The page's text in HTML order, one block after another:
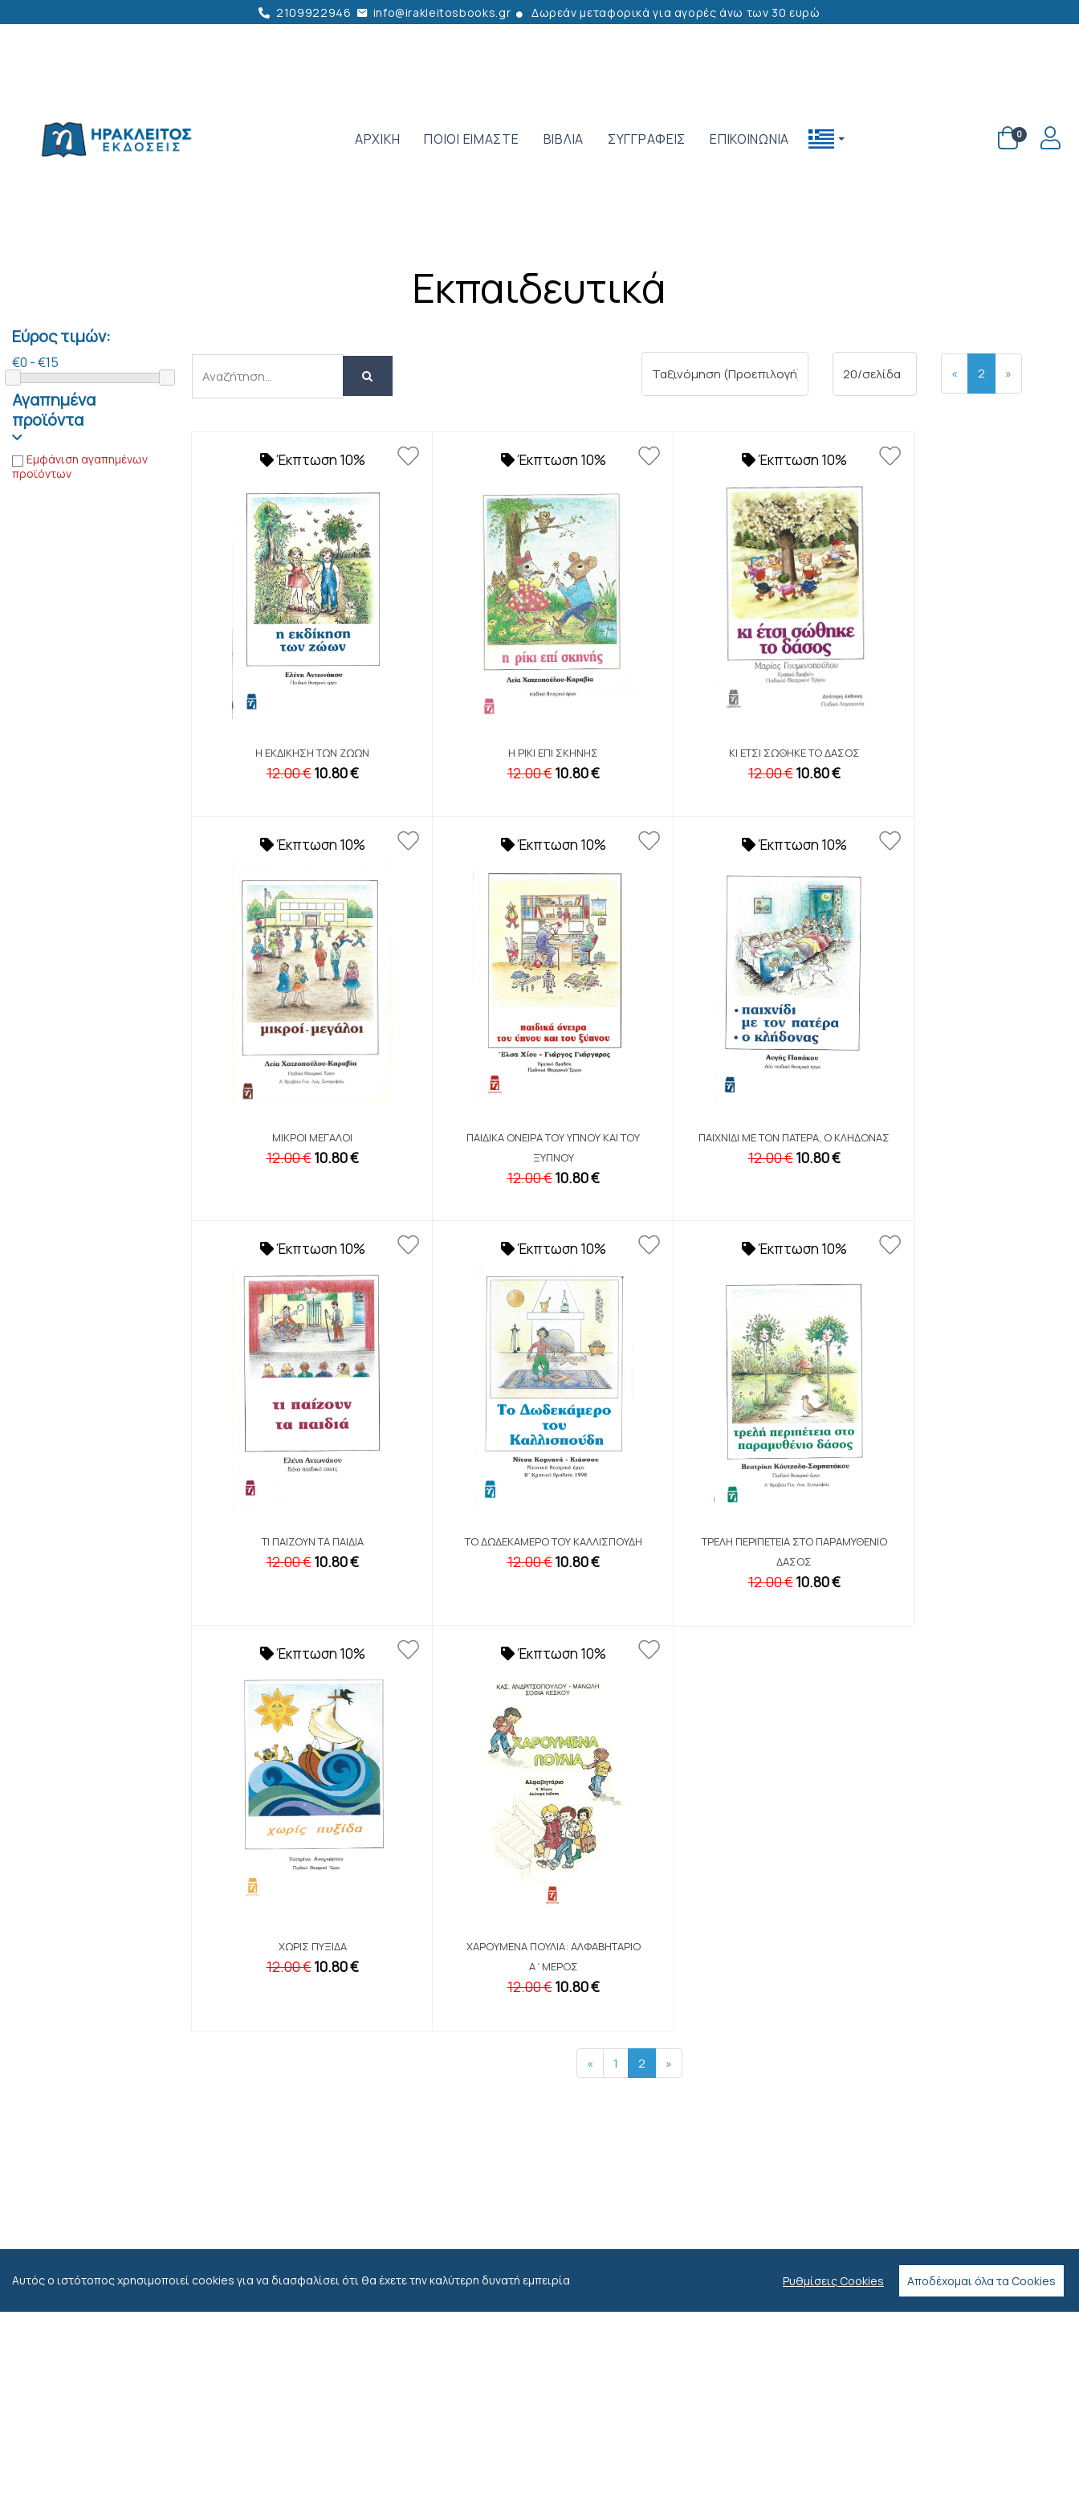
2109922946 info@irakleitosbooks.gr Δωρεάν μεταφορικά για αγορές άνω των 30 ευρώ
ΑΡΧΙΚΗ ΠΟΙΟΙ ΕΙΜΑΣΤΕ ΒΙΒΛΙΑ ΣΥΓΓΡΑΦΕΙΣ ΕΠΙΚΟΙΝΩΝΙΑ
Greek
0
Εκπαιδευτικά
Εύρος τιμών:
€0 - €15
Αγαπημένα
προϊόντα
Εμφάνιση αγαπημένων
προϊόντων
Αναζήτηση « 2 »
Έκπτωση 10%
Η ΕΚΔΊΚΗΣΗ ΤΩΝ ΖΏΩΝ
12.00 €10.80 €
Έκπτωση 10%
Η ΡΊΚΙ ΕΠΊ ΣΚΗΝΉΣ
12.00 €10.80 €
Έκπτωση 10%
ΚΙ ΈΤΣΙ ΣΏΘΗΚΕ ΤΟ ΔΆΣΟΣ
12.00 €10.80 €
Έκπτωση 10%
ΜΙΚΡΟΊ ΜΕΓΆΛΟΙ
12.00 €10.80 €
Έκπτωση 10%
ΠΑΙΔΙΚΆ ΌΝΕΙΡΑ ΤΟΥ ΎΠΝΟΥ ΚΑΙ ΤΟΥ
ΞΎΠΝΟΥ
12.00 €10.80 €
Έκπτωση 10%
ΠΑΙΧΝΊΔΙ ΜΕ ΤΟΝ ΠΑΤΈΡΑ, Ο ΚΛΉΔΟΝΑΣ
12.00 €10.80 €
Έκπτωση 10%
ΤΙ ΠΑΊΖΟΥΝ ΤΑ ΠΑΙΔΙΆ
12.00 €10.80 €
Έκπτωση 10%
ΤΟ ΔΩΔΕΚΆΜΕΡΟ ΤΟΥ ΚΑΛΛΙΣΠΟΎΔΗ
12.00 €10.80 €
Έκπτωση 10%
ΤΡΕΛΉ ΠΕΡΙΠΈΤΕΙΑ ΣΤΟ ΠΑΡΑΜΥΘΈΝΙΟ
ΔΆΣΟΣ
12.00 €10.80 €
Έκπτωση 10%
ΧΩΡΊΣ ΠΥΞΊΔΑ
12.00 €10.80 €
Έκπτωση 10%
ΧΑΡΟΎΜΕΝΑ ΠΟΥΛΙΆ: ΑΛΦΑΒΗΤΆΡΙΟ
Α΄ΜΈΡΟΣ
12.00 €10.80 €
« 1 2 »
Αυτός ο ιστότοπος χρησιμοποιεί cookies για να διασφαλίσει ότι θα έχετε την καλύτερη δυνατή εμπειρία Ρυθμίσεις Cookies Αποδέχομαι όλα τα Cookies